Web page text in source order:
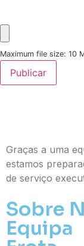
Maximum file size: 10
Publicar
Graças a uma
estamos
de serviço
Sobre
Equipa